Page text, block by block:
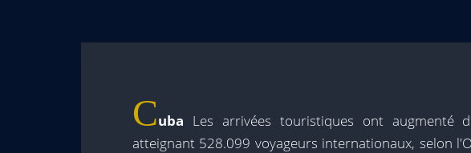
Cuba Les arrivées touristiques ont augmenté
atteignant 528.099 voyageurs internationaux, selon